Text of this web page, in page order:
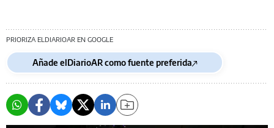
PRIORIZA ELDIARIOAR EN GOOGLE
Añade elDiarioAR como fuente preferida